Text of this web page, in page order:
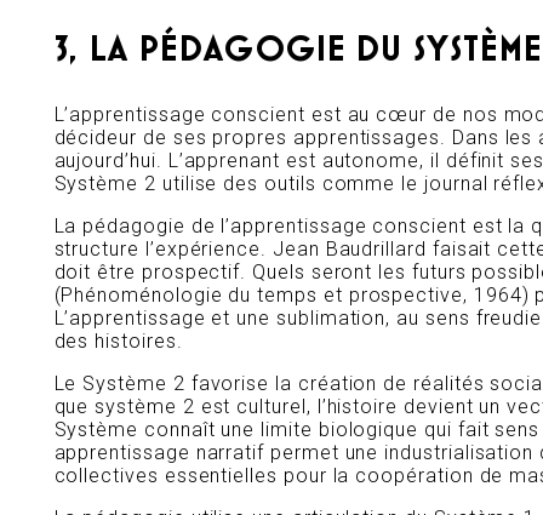
3, LA PÉDAGOGIE DU
L’apprentissage conscient est au cœur de nos
décideur de ses propres apprentissages. Dans
aujourd’hui. L’apprenant est autonome, il définit
Système 2 utilise des outils comme le journal
La pédagogie de l’apprentissage conscient est
structure l’expérience. Jean Baudrillard faisait
doit être prospectif. Quels seront les futurs
(Phénoménologie du temps et prospective, 1964)
L’apprentissage et une sublimation, au sens
des histoires.
Le Système 2 favorise la création de réalités
que système 2 est culturel, l’histoire devient un
Système connaît une limite biologique qui fait
apprentissage narratif permet une
collectives essentielles pour la coopération de